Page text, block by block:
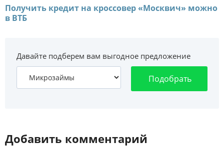
Получить кредит на кроссовер «Москвич» можно
в ВТБ
Давайте подберем вам выгодное предложение
Подобрать
Добавить комментарий